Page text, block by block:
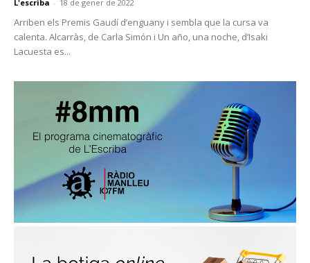
L'escriba - 18 de gener de 2022
Arriben els Premis Gaudí d’enguany i sembla que la cursa va
calenta. Alcarràs, de Carla Simón i Un año, una noche, d’Isaki
Lacuesta es...